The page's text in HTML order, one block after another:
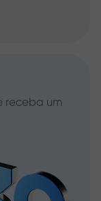
receba um